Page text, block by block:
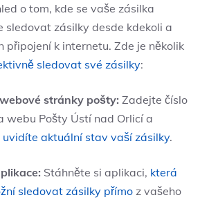
o tom, kde se vaše zásilka
sledovat zásilky desde kdekoli a
připojení k internetu. Zde je několik
sledovat své zásilky:
stránky pošty: Zadejte číslo
webu Pošty Ústí nad Orlicí a
uvidíte aktuální stav vaší zásilky.
Stáhněte si aplikaci, která
sledovat zásilky přímo z vašeho